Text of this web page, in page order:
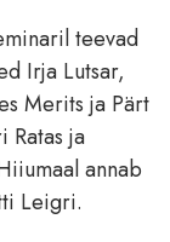
teevad
Irja Lutsar,
Merits ja Pärt
Ratas ja
annab
Leigri.